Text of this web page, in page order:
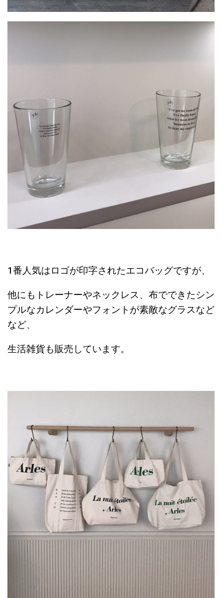
1番人気はロゴが印字されたエコバッグですが、
他にもトレーナーやネックレス、布でできたシン
プルなカレンダーやフォントが素敵なグラスなど
など、
生活雑貨も販売しています。